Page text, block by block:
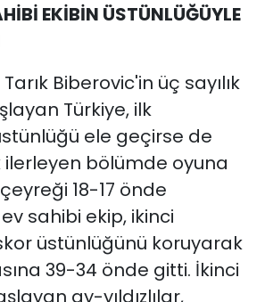
EKİBİN ÜSTÜNLÜĞÜYLE
Biberovic'in üç sayılık
Türkiye, ilk
ele geçirse de
ilerleyen bölümde oyuna
18-17 önde
sahibi ekip, ikinci
üstünlüğünü koruyarak
39-34 önde gitti. İkinci
ay-yıldızlılar,